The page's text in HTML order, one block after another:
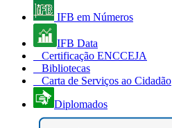
IFB em Números
IFB Data
Certificação ENCCEJA
Bibliotecas
Carta de Serviços ao Cidadão
Diplomados